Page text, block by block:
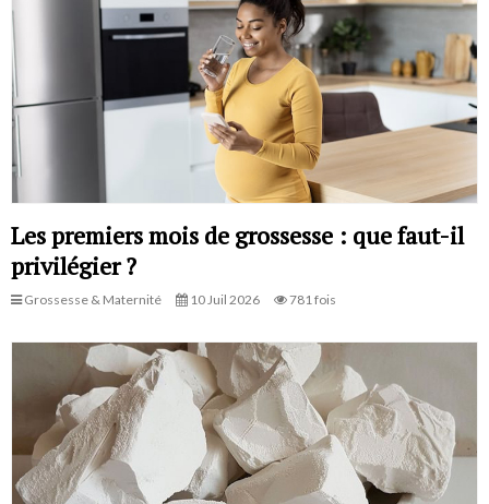
Les premiers mois de grossesse : que faut-il
privilégier ?
Grossesse & Maternité 10 Juil 2026 781 fois